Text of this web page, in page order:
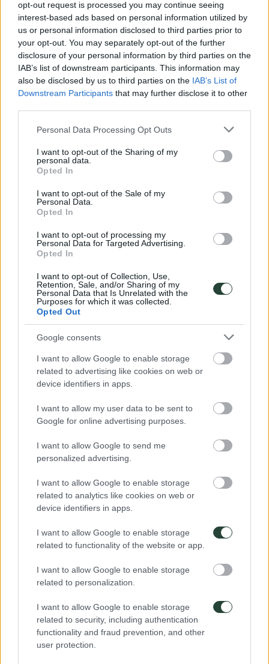
opt-out request is processed you may continue seeing
interest-based ads based on personal information utilized by
us or personal information disclosed to third parties prior to
your opt-out. You may separately opt-out of the further
disclosure of your personal information by third parties on the
IAB’s list of downstream participants. This information may
also be disclosed by us to third parties on the IAB’s List of
Downstream Participants that may further disclose it to other
Please note that this website/app uses one or more Google
not limited to your visit or usage behaviour. You may click to
grant or deny consent to Google and its third-party tags to
use your data for below specified purposes in below Google
consent section.
Personal Data Processing Opt Outs
I want to opt-out of the Sharing of my
personal data.
Opted In
I want to opt-out of the Sale of my
Personal Data.
Opted In
I want to opt-out of processing my
Personal Data for Targeted Advertising.
Opted In
I want to opt-out of Collection, Use,
Retention, Sale, and/or Sharing of my
Personal Data that Is Unrelated with the
Purposes for which it was collected.
Opted Out
Google consents
I want to allow Google to enable storage
related to advertising like cookies on web or
device identifiers in apps.
I want to allow my user data to be sent to
Google for online advertising purposes.
I want to allow Google to send me
personalized advertising.
I want to allow Google to enable storage
related to analytics like cookies on web or
device identifiers in apps.
I want to allow Google to enable storage
related to functionality of the website or app.
I want to allow Google to enable storage
related to personalization.
I want to allow Google to enable storage
related to security, including authentication
functionality and fraud prevention, and other
user protection.
¿Qué no
Todo lo no especificado en el precio: compras, bebidas alcohólicas,
actividades extras (como actividades de buceo, vuelos no
contemplados en el precio o el presupuesto...) Cada viajero es
diferente y, por lo tanto, los hábitos de gasto habituales en pedir
bebidas, compras y propinas pueden influenciar en el gasto.
Asegúrate de haber leído completamente los detalles de tu viaje para
En 3000KM viajamos acompañadas/os por nuestras/os
coordinadoras/es, experimentadas/os viajeras/os que nos orientarán,
desenvolverse en situaciones inéditas y tratarán de hacerte la vida
más fácil. Conocerán de antemano la ruta que se pretende hacer
aunque las decisiones de dónde dormir, qué comer y cambios en el
mujer a quién mirar cuando no sepamos dónde ir, en quién confiar y
a quién dirigirse cuando sea necesario un claro liderazgo. Podéis
saber más sobre el equipo en Coordinación del Viaje.
Viajes programados a
12/09/2026
8 dias
pocas plazas
Sete Cidades, Mosteiros, Furnas...
Presupuesto
Ver Detalles
Reserva de 100€
pocas plazas